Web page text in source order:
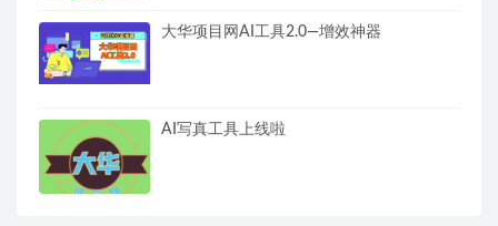
大华项目网AI工具2.0—增效神器
AI写真工具上线啦